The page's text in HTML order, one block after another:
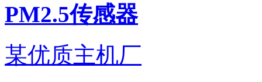
PM2.5传感器
某优质主机厂